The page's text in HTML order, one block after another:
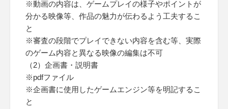
※動画の内容は、ゲームプレイの様子やポイントが
分かる映像等、作品の魅力が伝わるよう工夫するこ
と
※審査の段階でプレイできない内容を含む等、実際
のゲーム内容と異なる映像の編集は不可
（2）企画書・説明書
※pdfファイル
※企画書に使用したゲームエンジン等を明記するこ
と